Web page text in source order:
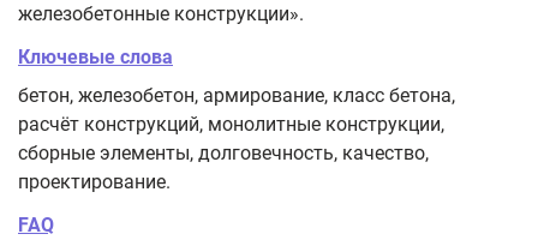
железобетонные конструкции».
Ключевые слова
бетон, железобетон, армирование, класс бетона,
расчёт конструкций, монолитные конструкции,
сборные элементы, долговечность, качество,
проектирование.
FAQ